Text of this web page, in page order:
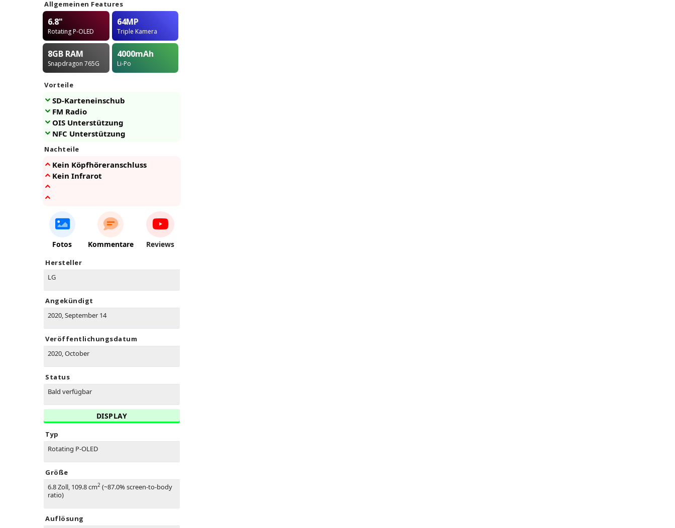
Allgemeinen Features
6.8"
Rotating P-OLED
64MP
Triple Kamera
8GB RAM
Snapdragon 765G
4000mAh
Li-Po
Vorteile
SD-Karteneinschub
FM Radio
OIS Unterstützung
NFC Unterstützung
Nachteile
Kein Köpfhöreranschluss
Kein Infrarot
Fotos Kommentare Reviews
Hersteller
LG
Angekündigt
2020, September 14
Veröffentlichungsdatum
2020, October
Status
Bald verfügbar
DISPLAY
Typ
Rotating P-OLED
Größe
6.8 Zoll, 109.8 cm2 (~87.0% screen-to-body
ratio)
Auflösung